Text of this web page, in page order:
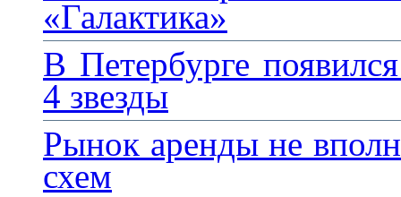
«Галактика»
В Петербурге
4 звезды
Рынок аренды не
схем